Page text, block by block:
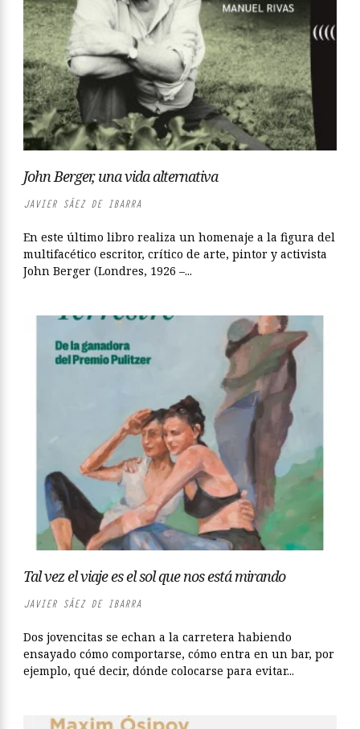
John Berger, una vida alternativa
JAVIER SÁEZ DE IBARRA
En este último libro realiza un homenaje a la figura del
multifacético escritor, crítico de arte, pintor y activista
John Berger (Londres, 1926 –...
Tal vez el viaje es el sol que nos está mirando
JAVIER SÁEZ DE IBARRA
Dos jovencitas se echan a la carretera habiendo
ensayado cómo comportarse, cómo entra en un bar, por
ejemplo, qué decir, dónde colocarse para evitar...